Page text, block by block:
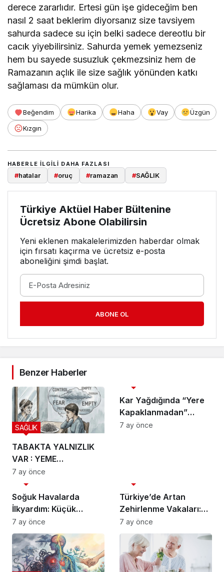
derece zararlıdır. Ertesi gün işe gideceğim ben
nasıl 2 saat beklerim diyorsanız size tavsiyem
sahurda sadece su için belki sadece dereotlu bir
cacık yiyebilirsiniz. Sahurda yemek yemezseniz
hem bu sayede susuzluk çekmezsiniz hem de
Ramazanın açlık ile size sağlık yönünden katkı
sağlaması da mümkün olur.
Beğendim Harika Haha Vay
Üzgün
Kızgın
HABERLE ILGILI DAHA FAZLASI
#hatalar #oruç #ramazan #SAĞLIK
Türkiye Aktüel Haber Bültenine
Ücretsiz Abone Olabilirsin
Yeni eklenen makalelerimizden haberdar olmak
için fırsatı kaçırma ve ücretsiz e-posta
aboneliğini şimdi başlat.
ABONE OL
Benzer Haberler
TABAKTA YALNIZLIK
VAR : YEME
BOZUKLUKLARI
SAĞLIK
7 ay önce
Kar Yağdığında “Yere
Kapaklanmadan”
Yürümenin Formülü
7 ay önce
Soğuk Havalarda
İlkyardım: Küçük
Önlemler, Büyük
Riskleri Önler
SAĞLIK
7 ay önce
Türkiye’de Artan
Zehirlenme Vakaları:
Doğru Bilinen Yanlışlar
ve Hayat Kurtaran İlk
Yardım Adımları
7 ay önce